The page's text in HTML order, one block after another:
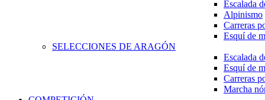
Escalada
Alpinismo
Carreras
Esquí de
SELECCIONES DE ARAGÓN
Escalada
Esquí de
Carreras
Marcha